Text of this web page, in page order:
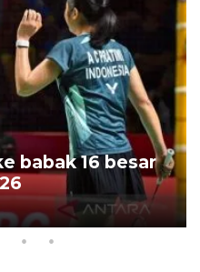
babak 16 besar